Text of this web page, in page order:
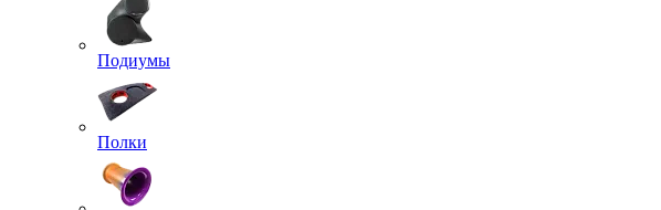
Подиумы
Полки